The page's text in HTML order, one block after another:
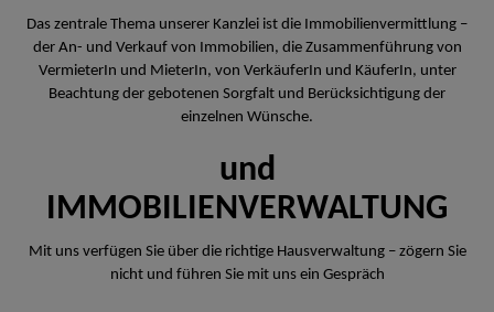
Das zentrale Thema unserer Kanzlei ist die Immobilienvermittlung –
der An- und Verkauf von Immobilien, die Zusammenführung von
VermieterIn und MieterIn, von VerkäuferIn und KäuferIn, unter
Beachtung der gebotenen Sorgfalt und Berücksichtigung der
einzelnen Wünsche.
und
IMMOBILIENVERWALTUNG
Mit uns verfügen Sie über die richtige Hausverwaltung – zögern Sie
nicht und führen Sie mit uns ein Gespräch